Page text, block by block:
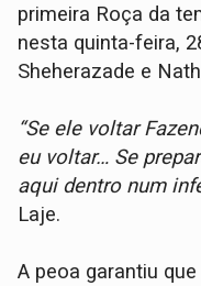
primeira Roça da
nesta quinta-feira,
Sheherazade e
“Se ele voltar
eu voltar… Se
aqui dentro num
Laje.
A peoa garantiu